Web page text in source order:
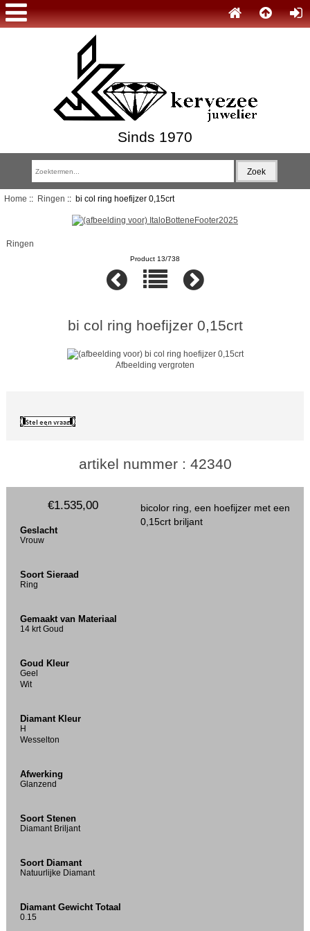
Sinds 1970
Home :: Ringen :: bi col ring hoefijzer 0,15crt
Ringen
Product 13/738
bi col ring hoefijzer 0,15crt
Afbeelding vergroten
artikel nummer : 42340
bicolor ring, een hoefijzer met een
0,15crt briljant
€1.535,00
Geslacht
Vrouw
Soort Sieraad
Ring
Gemaakt van Materiaal
14 krt Goud
Goud Kleur
Geel
Wit
Diamant Kleur
H
Wesselton
Afwerking
Glanzend
Soort Stenen
Diamant Briljant
Soort Diamant
Natuurlijke Diamant
Diamant Gewicht Totaal
0.15